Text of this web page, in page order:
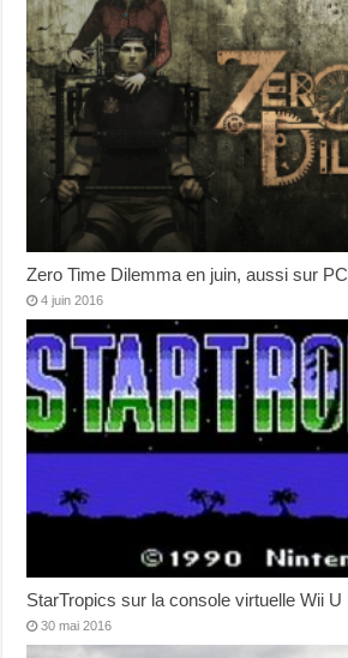
Zero Time Dilemma en juin, aussi sur PC
4 juin 2016
StarTropics sur la console virtuelle Wii U
30 mai 2016